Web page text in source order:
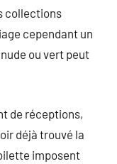
collections
cependant un
ou vert peut
de réceptions,
déjà trouvé la
imposent